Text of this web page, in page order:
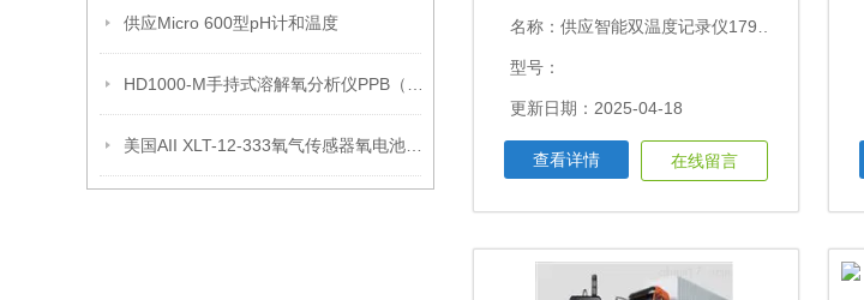
供应Micro 600型pH计和温度 名称： 供应智能双温度记录仪179-TH
型号：
更新日期：2025-04-18
查看详情 在线留言